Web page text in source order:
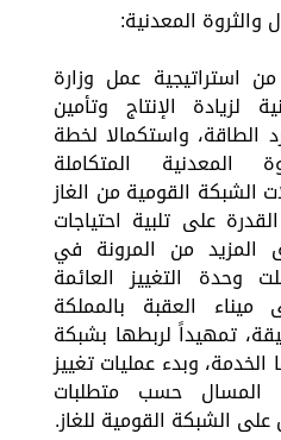
والثروة المعدنية:
استراتيجية عمل وزارة
لزيادة الإنتاج وتأمين
الطاقة، واستكمالا لخطة
المعدنية المتكاملة
الشبكة القومية من الغاز
على تلبية احتياجات
المزيد من المرونة في
وحدة التغييز العائمة
العقبة بالمملكة
تمهيداً لربطها بشبكة
وبدء عمليات تغييز
المسال حسب متطلبات
الشبكة القومية للغاز.